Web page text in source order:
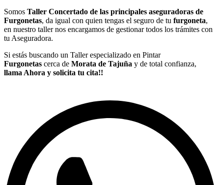
Somos Taller Concertado de las principales aseguradoras de
Furgonetas, da igual con quien tengas el seguro de tu furgoneta,
en nuestro taller nos encargamos de gestionar todos los trámites con
tu Aseguradora.
Si estás buscando un Taller especializado en Pintar
Furgonetas cerca de Morata de Tajuña y de total confianza,
llama Ahora y solicita tu cita!!